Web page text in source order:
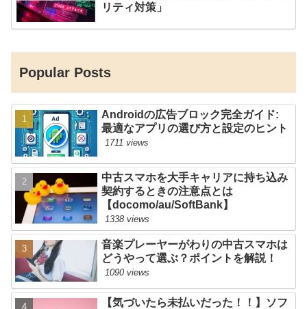
リティ対策」
Popular Posts
Androidの広告ブロック完全ガイド:
最適なアプリの選び方と設定のヒント
1711 views
中古スマホを大手キャリアに持ち込み
契約するときの注意点とは
【docomo/au/SoftBank】
1338 views
音楽プレーヤーがわりの中古スマホは
どうやって選ぶ？ポイントを解説！
1090 views
【気づいたら未払いだった！！】ソフ